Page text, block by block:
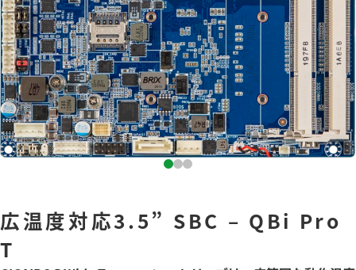
広温度対応3.5” SBC – QBi Pro
T